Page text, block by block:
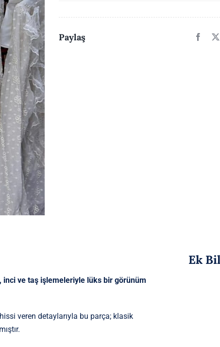
Tasarım
Paylaş
inci ve taş işlemeleriyle lüks bir görünüm
veren detaylarıyla bu parça; klasik
Ek